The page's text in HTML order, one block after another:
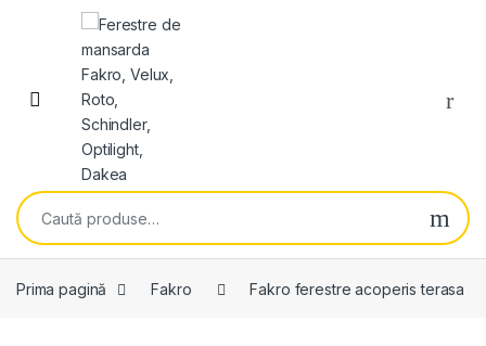
Skip to navigation
Skip to content
Open
Caută după:
Prima pagină Fakro Fakro ferestre acoperis terasa